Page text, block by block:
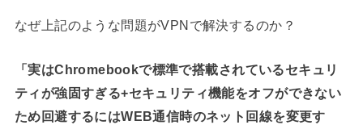
なぜ上記のような問題がVPNで解決するのか？
「実はChromebookで標準で搭載されているセキュリ
ティが強固すぎる+セキュリティ機能をオフができない
ため回避するにはWEB通信時のネット回線を変更す